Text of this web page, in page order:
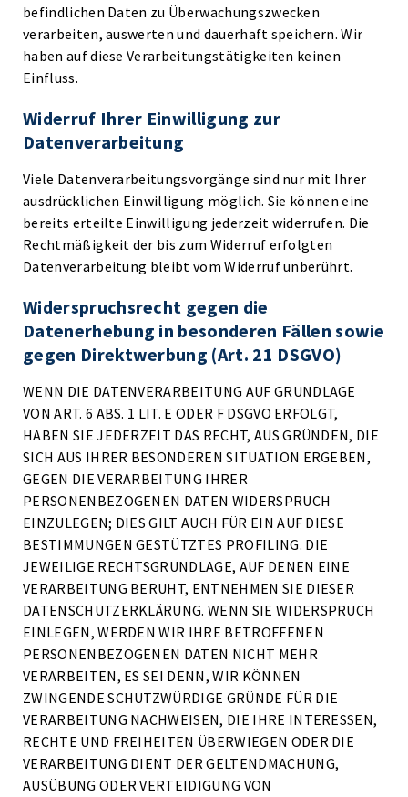
befindlichen Daten zu Überwachungszwecken
verarbeiten, auswerten und dauerhaft speichern. Wir
haben auf diese Verarbeitungstätigkeiten keinen
Einfluss.
Widerruf Ihrer Einwilligung zur
Datenverarbeitung
Viele Datenverarbeitungsvorgänge sind nur mit Ihrer
ausdrücklichen Einwilligung möglich. Sie können eine
bereits erteilte Einwilligung jederzeit widerrufen. Die
Rechtmäßigkeit der bis zum Widerruf erfolgten
Datenverarbeitung bleibt vom Widerruf unberührt.
Widerspruchsrecht gegen die
Datenerhebung in besonderen Fällen sowie
gegen Direktwerbung (Art. 21 DSGVO)
WENN DIE DATENVERARBEITUNG AUF GRUNDLAGE
VON ART. 6 ABS. 1 LIT. E ODER F DSGVO ERFOLGT,
HABEN SIE JEDERZEIT DAS RECHT, AUS GRÜNDEN, DIE
SICH AUS IHRER BESONDEREN SITUATION ERGEBEN,
GEGEN DIE VERARBEITUNG IHRER
PERSONENBEZOGENEN DATEN WIDERSPRUCH
EINZULEGEN; DIES GILT AUCH FÜR EIN AUF DIESE
BESTIMMUNGEN GESTÜTZTES PROFILING. DIE
JEWEILIGE RECHTSGRUNDLAGE, AUF DENEN EINE
VERARBEITUNG BERUHT, ENTNEHMEN SIE DIESER
DATENSCHUTZERKLÄRUNG. WENN SIE WIDERSPRUCH
EINLEGEN, WERDEN WIR IHRE BETROFFENEN
PERSONENBEZOGENEN DATEN NICHT MEHR
VERARBEITEN, ES SEI DENN, WIR KÖNNEN
ZWINGENDE SCHUTZWÜRDIGE GRÜNDE FÜR DIE
VERARBEITUNG NACHWEISEN, DIE IHRE INTERESSEN,
RECHTE UND FREIHEITEN ÜBERWIEGEN ODER DIE
VERARBEITUNG DIENT DER GELTENDMACHUNG,
AUSÜBUNG ODER VERTEIDIGUNG VON